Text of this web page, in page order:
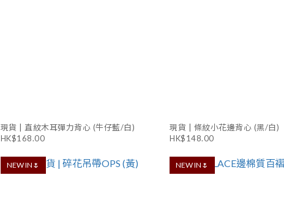
現貨 | 直紋木耳彈力背心 (牛仔藍/白)
HK$168.00
現貨 | 條紋小花邊背心 (黑/白)
HK$148.00
NEW IN🌷 NEW IN🌷